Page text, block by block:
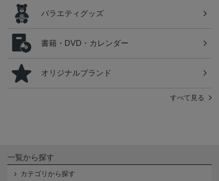
バラエティグッズ
書籍・DVD・カレンダー
オリジナルブランド
すべて見る
一覧から探す
カテゴリから探す